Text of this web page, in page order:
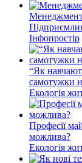
Менеджмент
Інфопростір
“Як
самотужки
Екологія
Професії
можлива?
Екологія